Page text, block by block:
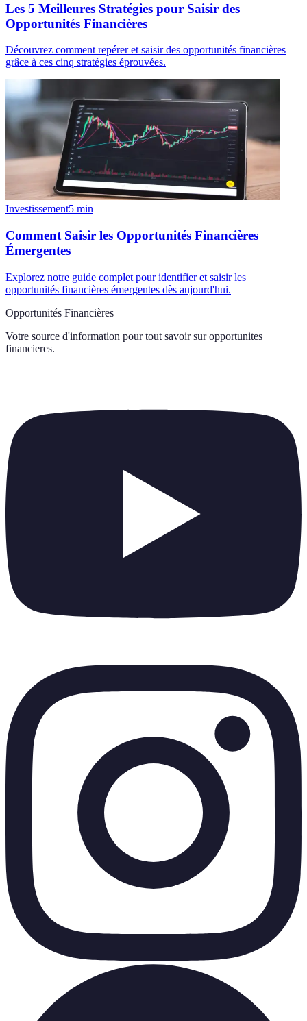
Les 5 Meilleures Stratégies pour Saisir des
Opportunités Financières
Découvrez comment repérer et saisir des opportunités financières
grâce à ces cinq stratégies éprouvées.
Investissement5 min
Comment Saisir les Opportunités Financières
Émergentes
Explorez notre guide complet pour identifier et saisir les
opportunités financières émergentes dès aujourd'hui.
Opportunités Financières
Votre source d'information pour tout savoir sur opportunites
financieres.